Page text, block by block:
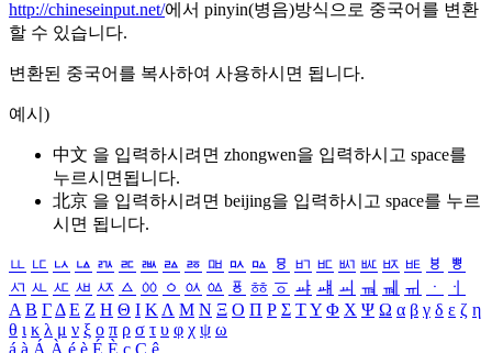
http://chineseinput.net/에서 pinyin(병음)방식으로 중국어를 변환
할 수 있습니다.
변환된 중국어를 복사하여 사용하시면 됩니다.
예시)
中文 을 입력하시려면 zhongwen을 입력하시고 space를
누르시면됩니다.
北京 을 입력하시려면 beijing을 입력하시고 space를 누르
시면 됩니다.
ㅥ ㅦ ㅧ ㅨ ㅩ ㅪ ㅫ ㅬ ㅭ ㅮ ㅯ ㅰ ㅱ ㅲ ㅳ ㅴ ㅵ ㅶ ㅷ ㅸ
ㅹ
ㅺ ㅻ ㅼ ㅽ ㅾ ㅿ ㆀ ㆁ ㆂ ㆃ ㆄ ㆅ ㆆ ㆇ ㆈ ㆉ ㆊ ㆋ ㆌ ㆍ
ㆎ
Α Β ΓΔ Ε Ζ Η Θ Ι ΚΛ Μ Ν Ξ Ο Π Ρ Σ ΤΥ Φ Χ Ψ Ω α β γ δ ε ζ η
θ ι κ λ μ ν ξ ο π ρ σ τ υ φ χ ψ ω